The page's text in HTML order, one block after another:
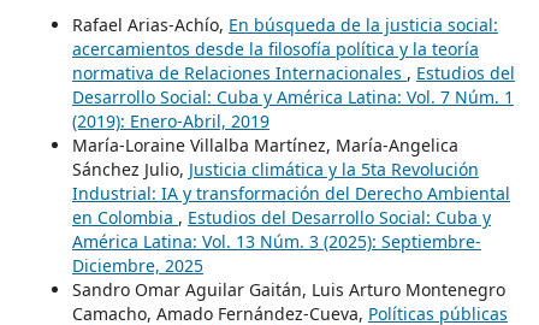
Rafael Arias-Achío, En búsqueda de la justicia social:
acercamientos desde la filosofía política y la teoría
normativa de Relaciones Internacionales , Estudios del
Desarrollo Social: Cuba y América Latina: Vol. 7 Núm. 1
(2019): Enero-Abril, 2019
María-Loraine Villalba Martínez, María-Angelica
Sánchez Julio, Justicia climática y la 5ta Revolución
Industrial: IA y transformación del Derecho Ambiental
en Colombia , Estudios del Desarrollo Social: Cuba y
América Latina: Vol. 13 Núm. 3 (2025): Septiembre-
Diciembre, 2025
Sandro Omar Aguilar Gaitán, Luis Arturo Montenegro
Camacho, Amado Fernández-Cueva, Políticas públicas